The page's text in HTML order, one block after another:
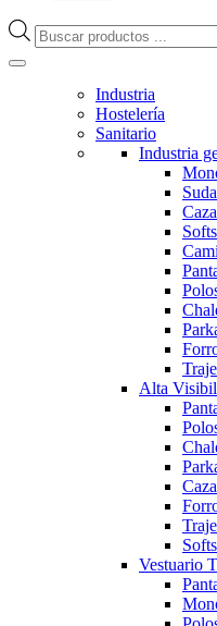
Búsqueda
de
Industria
Hostelería
Sanitario
Industria
Alta
Vestuario